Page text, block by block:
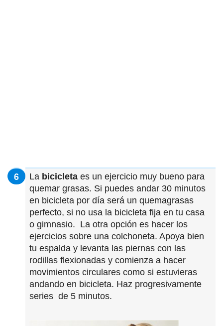
La bicicleta es un ejercicio muy bueno para
quemar grasas. Si puedes andar 30 minutos
en bicicleta por día será un quemagrasas
perfecto, si no usa la bicicleta fija en tu casa
o gimnasio. La otra opción es hacer los
ejercicios sobre una colchoneta. Apoya bien
tu espalda y levanta las piernas con las
rodillas flexionadas y comienza a hacer
movimientos circulares como si estuvieras
andando en bicicleta. Haz progresivamente
series de 5 minutos.